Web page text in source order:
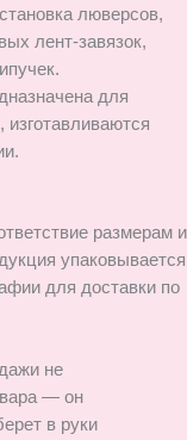
люверсов,
лент-завязок,
для
изготавливаются
размерам и
упаковывается
для доставки по
не
— он
в руки